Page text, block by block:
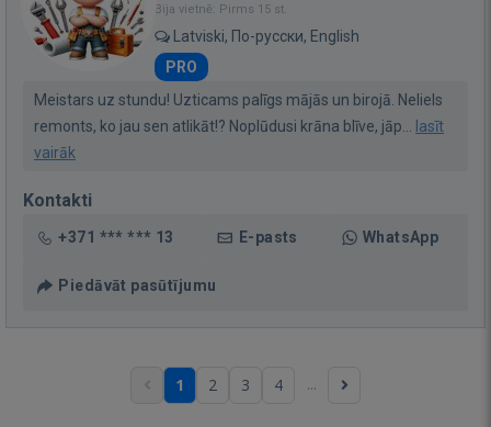
Bija vietnē: Pirms 15 st.
Latviski, По-русски, English
PRO
Meistars uz stundu! Uzticams palīgs mājās un birojā. Neliels
remonts, ko jau sen atlikāt!? Noplūdusi krāna blīve, jāp... lasīt
vairāk
Kontakti
+371 *** *** 13 E-pasts WhatsApp
Piedāvāt pasūtījumu
1 2 3 4 ...